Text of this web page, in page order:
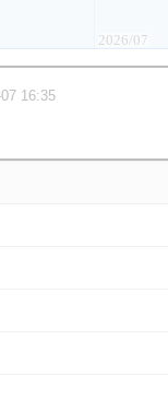
2026/07
16:35